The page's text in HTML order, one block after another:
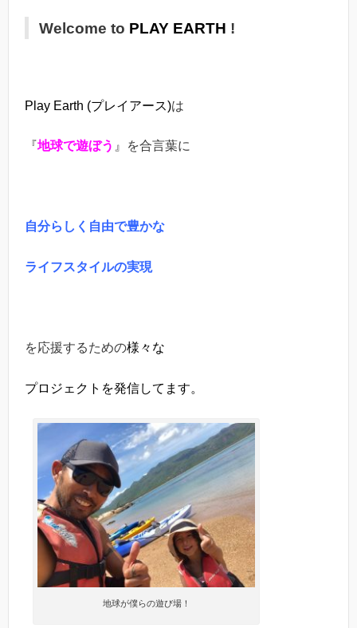
Welcome to PLAY EARTH !
Play Earth (プレイアース)は
『地球で遊ぼう 』を合言葉に
自分らしく自由で豊かな
ライフスタイルの実現
を応援するための様々な
プロジェクトを発信してます。
地球が僕らの遊び場！